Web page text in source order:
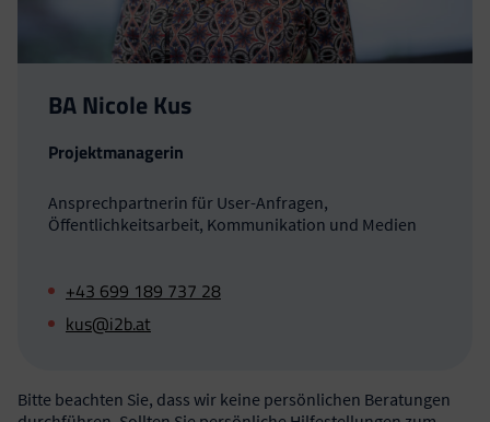
BA Nicole Kus
Projektmanagerin
Ansprechpartnerin für User-Anfragen,
Öffentlichkeitsarbeit, Kommunikation und Medien
+43 699 189 737 28
kus@i2b.at
Bitte beachten Sie, dass wir keine persönlichen Beratungen